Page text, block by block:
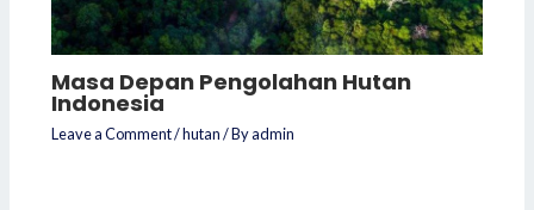
Masa Depan Pengolahan Hutan
Indonesia
Leave a Comment/hutan/ Byadmin